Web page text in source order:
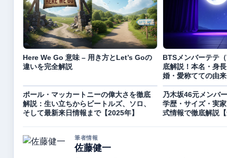
Here We Go 意味 – 用き方とLet’s Goの
違いを完全解説
BTSメンバーテテ
底解説！本名・身
婚・愛称てての由
ポール・マッカートニーの偉大さを徹底
解説：生い立ちからビートルズ、ソロ、
そして最新来日情報まで【2025年】
乃木坂46元メンバ
学歴・サイズ・実
式情報で徹底解説
筆者情報
佐藤健一